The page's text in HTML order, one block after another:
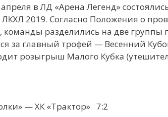
в ЛД «Арена Легенд»
ЛКХЛ 2019. Согласно Положения о
команды разделились на две
за главный трофей — Весенний
розыгрыш Малого Кубка
— ХК «Трактор» 7:2